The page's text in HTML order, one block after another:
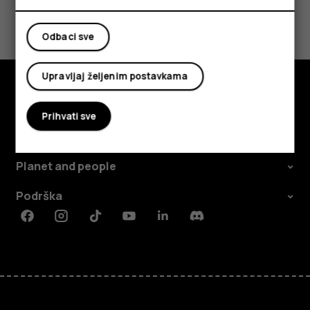
Da li vam je ovo bilo korisno?
Da Ne
Istražite
Planet and people
Podrška
FacebookInstagramTiktokYoutubeLinkedinDiscord
Odbaci sve
Upravljaj željenim postavkama
Prihvati sve